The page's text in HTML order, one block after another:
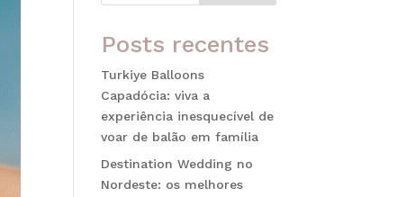
Posts recentes
Turkiye Balloons
Capadócia: viva a
experiência inesquecível de
voar de balão em família
Destination Wedding no
Nordeste: os melhores